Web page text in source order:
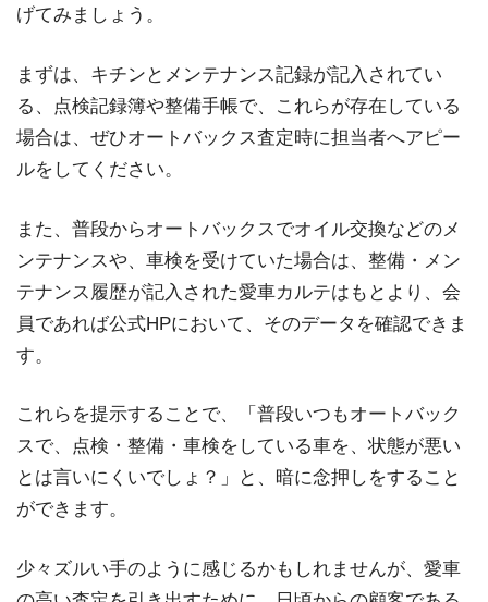
げてみましょう。
まずは、キチンとメンテナンス記録が記入されてい
る、点検記録簿や整備手帳で、これらが存在している
場合は、ぜひオートバックス査定時に担当者へアピー
ルをしてください。
また、普段からオートバックスでオイル交換などのメ
ンテナンスや、車検を受けていた場合は、整備・メン
テナンス履歴が記入された愛車カルテはもとより、会
員であれば公式HPにおいて、そのデータを確認できま
す。
これらを提示することで、「普段いつもオートバック
スで、点検・整備・車検をしている車を、状態が悪い
とは言いにくいでしょ？」と、暗に念押しをすること
ができます。
少々ズルい手のように感じるかもしれませんが、愛車